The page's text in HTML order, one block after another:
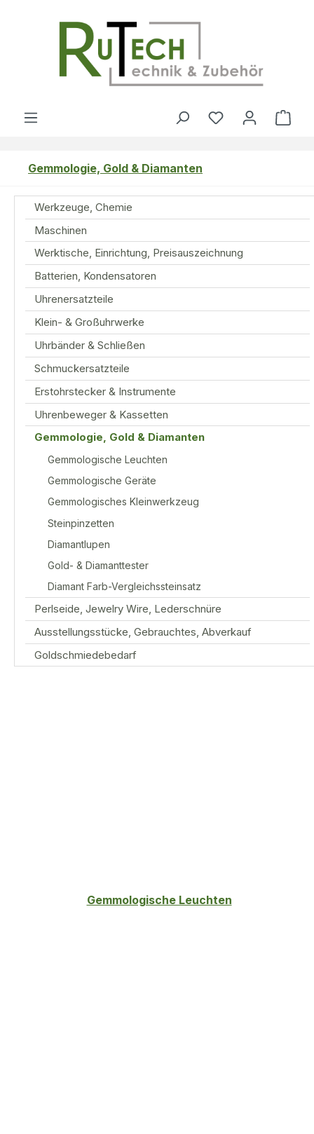
Du hast 0
Gemmologie, Gold & Diamanten
Werkzeuge, Chemie
Maschinen
Werktische, Einrichtung, Preisauszeichnung
Batterien, Kondensatoren
Uhrenersatzteile
Klein- & Großuhrwerke
Uhrbänder & Schließen
Schmuckersatzteile
Erstohrstecker & Instrumente
Uhrenbeweger & Kassetten
Gemmologie, Gold & Diamanten
Gemmologische Leuchten
Gemmologische Geräte
Gemmologisches Kleinwerkzeug
Steinpinzetten
Diamantlupen
Gold- & Diamanttester
Diamant Farb-Vergleichssteinsatz
Perlseide, Jewelry Wire, Lederschnüre
Ausstellungsstücke, Gebrauchtes, Abverkauf
Goldschmiedebedarf
Gemmologische Leuchten